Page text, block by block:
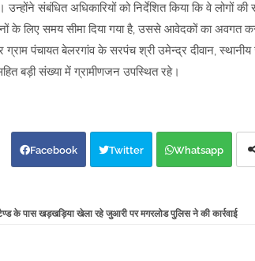
उन्होंने संबंधित अधिकारियों को निर्देशित किया कि वे
के लिए समय सीमा दिया गया है, उससे आवेदकों का अवगत
ग्राम पंचायत बेलरगांव के सरपंच श्री उमेन्द्र दीवान,
बड़ी संख्या में ग्रामीणजन उपस्थित रहे।
Facebook Twitter Whatsapp
के पास खड़खड़िया खेला रहे जुआरी पर मगरलोड पुलिस ने की कार्रवाई